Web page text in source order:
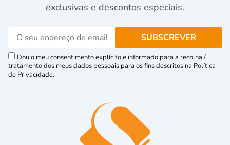
exclusivas e descontos especiais.
Dou o meu consentimento explícito e informado para a recolha /
tratamento dos meus dados pessoais para os fins descritos na Política
de Privacidade.